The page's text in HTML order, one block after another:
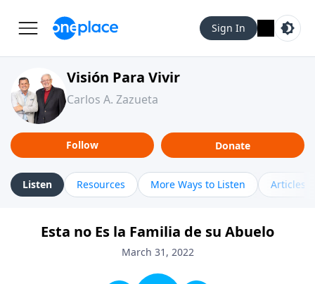
Sign In
Visión Para Vivir
Carlos A. Zazueta
Follow Donate
Listen Resources More Ways to Listen Articles
Esta no Es la Familia de su Abuelo
March 31, 2022